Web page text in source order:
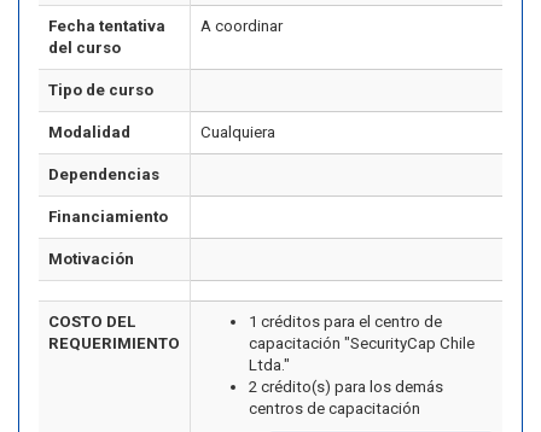
Fecha tentativa
del curso
A coordinar
Tipo de curso
Modalidad Cualquiera
Dependencias
Financiamiento
Motivación
COSTO DEL
REQUERIMIENTO
1 créditos para el centro de
capacitación "SecurityCap Chile
Ltda."
2 crédito(s) para los demás
centros de capacitación